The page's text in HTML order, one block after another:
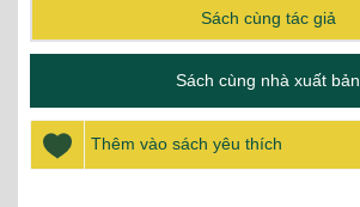
Sách cùng tác giả
Sách cùng nhà xuất bản
Thêm vào sách yêu thích